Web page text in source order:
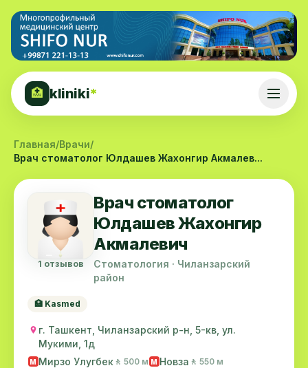
🏥 kliniki*
Главная/Врачи/
Врач стоматолог Юлдашев Жахонгир Акмалев...
1 отзывов
Врач стоматолог
Юлдашев Жахонгир
Акмалевич
Стоматология · Чиланзарский
район
🏥 Kasmed
г. Ташкент, Чиланзарский р-н, 5-кв, ул.
Мукими, 1д
M Мирзо Улугбек 🚶 500 м M Новза 🚶 550 м